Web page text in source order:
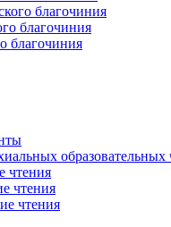
благочиния
благочиния
благочиния
образовательных
чтения
чтения
чтения